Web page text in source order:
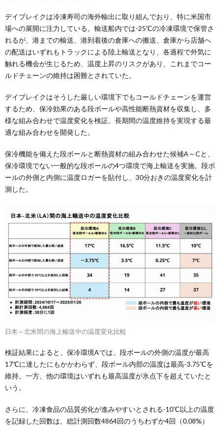
デイブレイクは冷凍寿司の海外輸出に取り組んでおり、特に米国市
場への展開に注力している。輸送船内では-25℃の冷凍環境で保管さ
れるが、港までの輸送、港到着後の倉庫への搬送、倉庫から店舗へ
の配送はいずれもトラックによる陸上輸送となり、各過程で外気に
触れる機会が生じるため、温度上昇のリスクがあり、これまでコー
ルドチェーンの維持は困難とされていた。
デイブレイクはそうした厳しい環境下でもコールドチェーンを運営
するため、保冷効果のある段ボールや高性能断熱資材を収集し、多
様な組み合わせで温度変化を検証。長期間の温度維持を実現する最
適な組み合わせを開発した。
保冷機能を備えた段ボールと断熱資材の組み合わせた候補A～Cと、
保冷環境でない一般的な段ボールの4つ環境で海上輸送を実施。段ボ
ールの外側と内側に温度ロガーを貼付し、30分おきの温度変化を計
測した。
日本～北米間の海上輸送中の温度変化比較
検証結果によると、保冷環境Aでは、段ボールの外側の温度が最高
17℃に達したにもかかわらず、段ボール内部の温度は最高-3.75℃を
維持。一方、他の環境はいずれも最高温度が氷点下を超えていたと
いう。
さらに、冷凍食品の品質劣化が進みやすいとされる-10℃以上の温度
を記録した回数は、総計測回数4864回のうちわずか4回（0.08%）